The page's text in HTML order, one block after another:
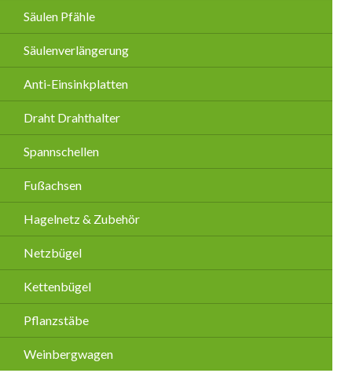
Säulen Pfähle
Säulenverlängerung
Anti-Einsinkplatten
Draht Drahthalter
Spannschellen
Fußachsen
Hagelnetz & Zubehör
Netzbügel
Kettenbügel
Pflanzstäbe
Weinbergwagen